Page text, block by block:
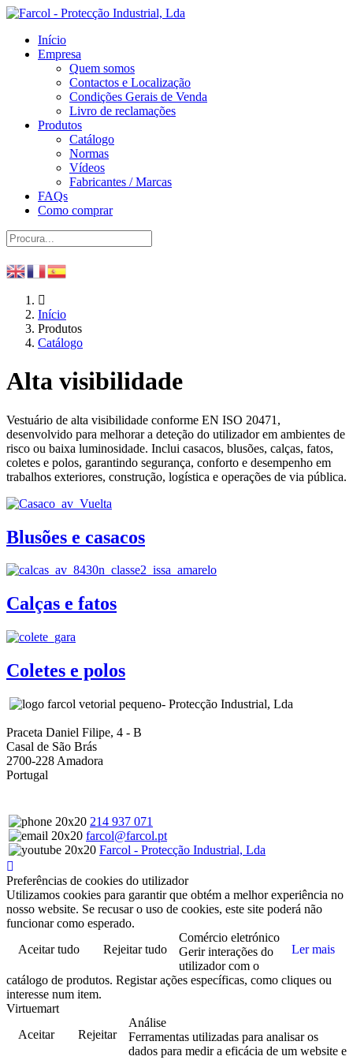
Início
Empresa
Quem somos
Contactos e Localização
Condições Gerais de Venda
Livro de reclamações
Produtos
Catálogo
Normas
Vídeos
Fabricantes / Marcas
FAQs
Como comprar
Início
Produtos
Catálogo
Alta visibilidade
Vestuário de alta visibilidade conforme EN ISO 20471,
desenvolvido para melhorar a deteção do utilizador em ambientes de
risco ou baixa luminosidade. Inclui casacos, blusões, calças, fatos,
coletes e polos, garantindo segurança, conforto e desempenho em
trabalhos exteriores, construção, logística e operações de via pública.
Blusões e casacos
Calças e fatos
Coletes e polos
- Protecção Industrial, Lda
Praceta Daniel Filipe, 4 - B
Casal de São Brás
2700-228 Amadora
Portugal
214 937 071
farcol@farcol.pt
Farcol - Protecção Industrial, Lda
Preferências de cookies do utilizador
Utilizamos cookies para garantir que obtém a melhor experiência no
nosso website. Se recusar o uso de cookies, este site poderá não
funcionar como esperado.
Aceitar tudo
Rejeitar tudo Ler mais
Comércio eletrónico
Gerir interações do
utilizador com o
catálogo de produtos. Registar ações específicas, como cliques ou
interesse num item.
Virtuemart
Aceitar
Rejeitar
Análise
Ferramentas utilizadas para analisar os
dados para medir a eficácia de um website e